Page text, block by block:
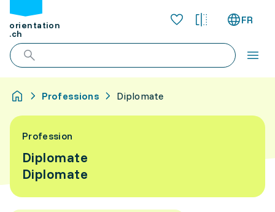
orientation
.ch
FR
Professions Diplomate
Profession
Diplomate
Diplomate